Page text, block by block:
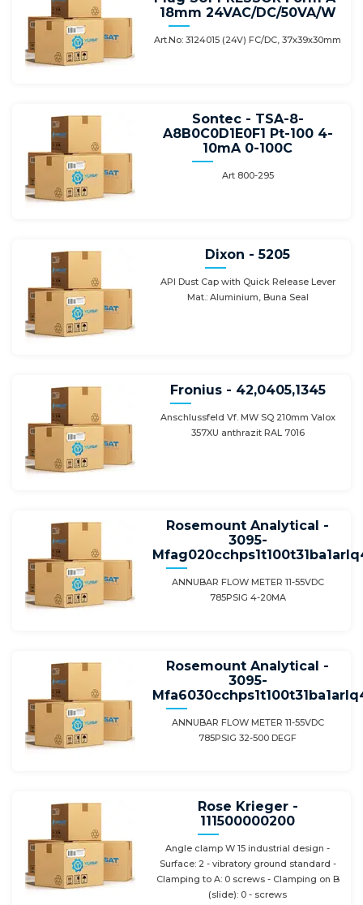
18mm 24VAC/DC/50VA/W
Art.No: 3124015 (24V) FC/DC, 37х39х30mm
Sontec - TSA-8-
A8B0C0D1E0F1 Pt-100 4-
10mA 0-100C
Art 800-295
Dixon - 5205
API Dust Cap with Quick Release Lever
Mat.: Aluminium, Buna Seal
Fronius - 42,0405,1345
Anschlussfeld Vf. MW SQ 210mm Valox
357XU anthrazit RAL 7016
Rosemount Analytical -
3095-
ANNUBAR FLOW METER 11-55VDC
785PSIG 4-20MA
Rosemount Analytical -
3095-
ANNUBAR FLOW METER 11-55VDC
785PSIG 32-500 DEGF
Rose Krieger -
111500000200
Angle clamp W 15 industrial design -
Surface: 2 - vibratory ground standard -
Clamping to A: 0 screws - Clamping on B
(slide): 0 - screws